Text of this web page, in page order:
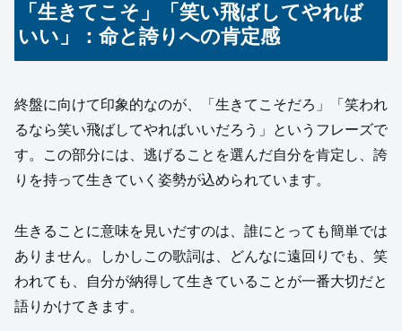
「生きてこそ」「笑い飛ばしてやれば
いい」：命と誇りへの肯定感
終盤に向けて印象的なのが、「生きてこそだろ」「笑われ
るなら笑い飛ばしてやればいいだろう」というフレーズで
す。この部分には、逃げることを選んだ自分を肯定し、誇
りを持って生きていく姿勢が込められています。
生きることに意味を見いだすのは、誰にとっても簡単では
ありません。しかしこの歌詞は、どんなに遠回りでも、笑
われても、自分が納得して生きていることが一番大切だと
語りかけてきます。